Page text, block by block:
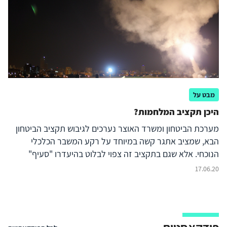
מבט על
היכן תקציב המלחמות?
מערכת הביטחון ומשרד האוצר נערכים לגיבוש תקציב הביטחון
הבא, שמציב אתגר קשה במיוחד על רקע המשבר הכלכלי
הנוכחי. אלא שגם בתקציב זה צפוי לבלוט בהיעדרו "סעיף"
העלות הישירה של מלחמות, או מבצעים גדולים, שעלולים
היא, שעלויות המלחמה ונזקיה למשק צריכים להילקח בחשבון
17.06.20